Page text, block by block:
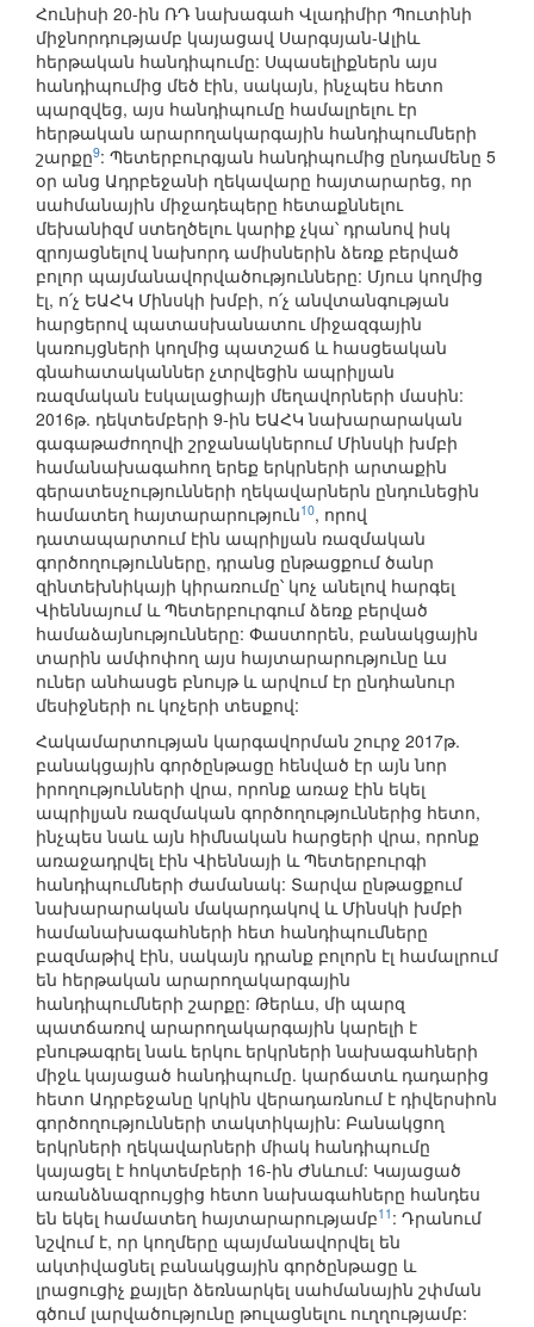
Հունիսի 20-ին ՌԴ նախագահ Վլադիմիր Պուտինի
միջնորդությամբ կայացավ Սարգսյան-Ալիև
հերթական հանդիպումը: Սպասելիքներն այս
հանդիպումից մեծ էին, սակայն, ինչպես հետո
պարզվեց, այս հանդիպումը համալրելու էր
հերթական արարողակարգային հանդիպումների
շարքը9: Պետերբուրգյան հանդիպումից ընդամենը 5
օր անց Ադրբեջանի ղեկավարը հայտարարեց, որ
սահմանային միջադեպերը հետաքննելու
մեխանիզմ ստեղծելու կարիք չկա՝ դրանով իսկ
զրոյացնելով նախորդ ամիսներին ձեռք բերված
բոլոր պայմանավորվածությունները: Մյուս կողմից
էլ, ո՛չ ԵԱՀԿ Մինսկի խմբի, ո՛չ անվտանգության
հարցերով պատասխանատու միջազգային
կառույցների կողմից պատշաճ և հասցեական
գնահատականներ չտրվեցին ապրիլյան
ռազմական էսկալացիայի մեղավորների մասին:
2016թ. դեկտեմբերի 9-ին ԵԱՀԿ նախարարական
գագաթաժողովի շրջանակներում Մինսկի խմբի
համանախագահող երեք երկրների արտաքին
գերատեսչությունների ղեկավարներն ընդունեցին
համատեղ հայտարարություն10, որով
դատապարտում էին ապրիլյան ռազմական
գործողությունները, դրանց ընթացքում ծանր
զինտեխնիկայի կիրառումը՝ կոչ անելով հարգել
Վիեննայում և Պետերբուրգում ձեռք բերված
համաձայնությունները: Փաստորեն, բանակցային
տարին ամփոփող այս հայտարարությունը ևս
ուներ անհասցե բնույթ և արվում էր ընդհանուր
մեսիջների ու կոչերի տեսքով:
Հակամարտության կարգավորման շուրջ 2017թ.
բանակցային գործընթացը հենված էր այն նոր
իրողությունների վրա, որոնք առաջ էին եկել
ապրիլյան ռազմական գործողություններից հետո,
ինչպես նաև այն հիմնական հարցերի վրա, որոնք
առաջադրվել էին Վիեննայի և Պետերբուրգի
հանդիպումների ժամանակ: Տարվա ընթացքում
նախարարական մակարդակով և Մինսկի խմբի
համանախագահների հետ հանդիպումները
բազմաթիվ էին, սակայն դրանք բոլորն էլ համալրում
են հերթական արարողակարգային
հանդիպումների շարքը: Թերևս, մի պարզ
պատճառով արարողակարգային կարելի է
բնութագրել նաև երկու երկրների նախագահների
միջև կայացած հանդիպումը. կարճատև դադարից
հետո Ադրբեջանը կրկին վերադառնում է դիվերսիոն
գործողությունների տակտիկային: Բանակցող
երկրների ղեկավարների միակ հանդիպումը
կայացել է հոկտեմբերի 16-ին Ժնևում: Կայացած
առանձնազրույցից հետո նախագահները հանդես
են եկել համատեղ հայտարարությամբ11 : Դրանում
նշվում է, որ կողմերը պայմանավորվել են
ակտիվացնել բանակցային գործընթացը և
լրացուցիչ քայլեր ձեռնարկել սահմանային շփման
գծում լարվածությունը թուլացնելու ուղղությամբ: